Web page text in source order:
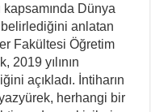
Dünya
belirlediğini anlatan
Fakültesi Öğretim
2019 yılının
açıkladı. İntiharın
herhangi bir